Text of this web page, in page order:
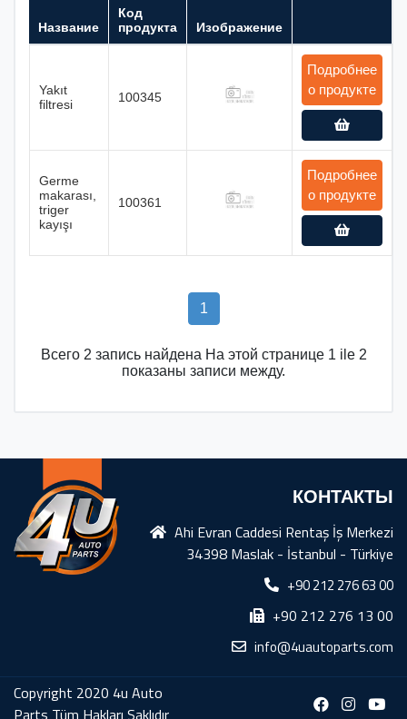
Название
Код
продукта
Изображение
Yakıt
filtresi
100345
Подробнее
о продукте
Germe
makarası,
triger
kayışı
100361
Подробнее
о продукте
1
Всего 2 запись найдена На этой странице 1 ile 2
показаны записи между.
КОНТАКТЫ
Ahi Evran Caddesi Rentaş İş Merkezi
34398 Maslak - İstanbul - Türkiye
+90 212 276 63 00
+90 212 276 13 00
info@4uautoparts.com
Copyright 2020 4u Auto
Parts Tüm Hakları Saklıdır